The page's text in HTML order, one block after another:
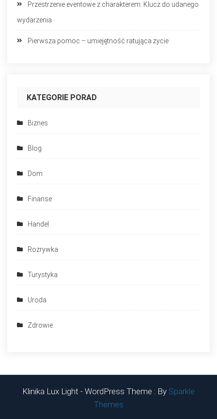
Przestrzenie eventowe z charakterem: Klucz do udanego
wydarzenia
Pierwsza pomoc – umiejętność ratująca życie
KATEGORIE PORAD
Biznes
Blog
Dom
Finanse
Handel
Rozrywka
Turystyka
Uroda
Zdrowie
Klinika Lux Light - WordPress Theme : By Sparkle
Themes